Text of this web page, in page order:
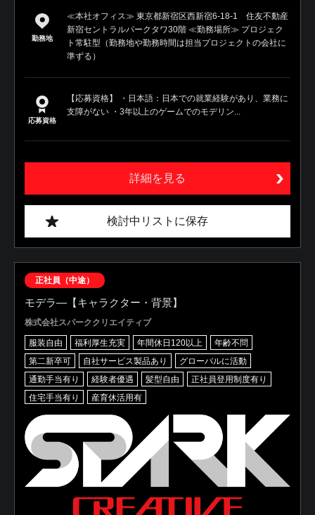
勤務地
≪本社オフィス≫ 東京都新宿区西新宿6-18-1 住友不動産
新宿セントラルパークタワ30階 ≪勤務場所≫ プロジェク
ト常駐型（勤務地や勤務時間は担当プロジェクトの会社に
準ずる）
応募資格
【応募資格】 ・日本語：日本での就業経験があり、業務に
支障がない ・3年以上のゲームでのモデリン...
詳細を見る
検討中リストに保存
正社員（中途）
モデラ―【キャラクター・背景】
株式会社スパーククリエイティブ
服装自由 福利厚生充実 年間休日120以上
年齢不問
第二新卒可
自社サービス製品あり
グローバルに活動
通勤手当有り
経験者優遇 髪型自由
正社員登用制度有り
住宅手当有り
産育休活用有